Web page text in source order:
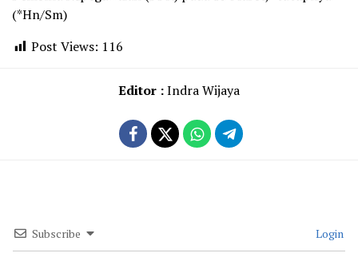
(*Hn/Sm)
Post Views: 116
Editor :Indra Wijaya
Subscribe Login